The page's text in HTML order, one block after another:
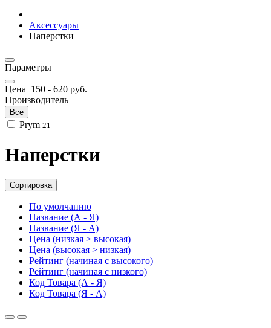
Аксессуары
Наперстки
Параметры
Цена 150 - 620 руб.
Производитель
Все
Prym 21
Наперстки
Сортировка
По умолчанию
Название (А - Я)
Название (Я - А)
Цена (низкая > высокая)
Цена (высокая > низкая)
Рейтинг (начиная с высокого)
Рейтинг (начиная с низкого)
Код Товара (А - Я)
Код Товара (Я - А)